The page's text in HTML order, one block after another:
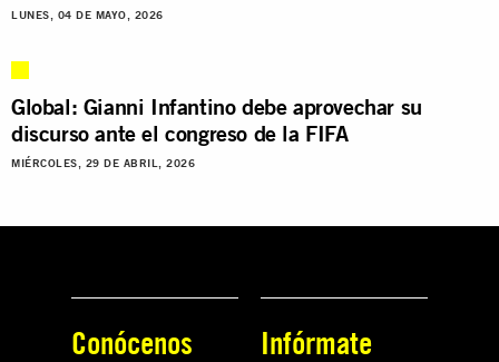
LUNES, 04 DE MAYO, 2026
Global: Gianni Infantino debe aprovechar su
discurso ante el congreso de la FIFA
MIÉRCOLES, 29 DE ABRIL, 2026
Conócenos Infórmate